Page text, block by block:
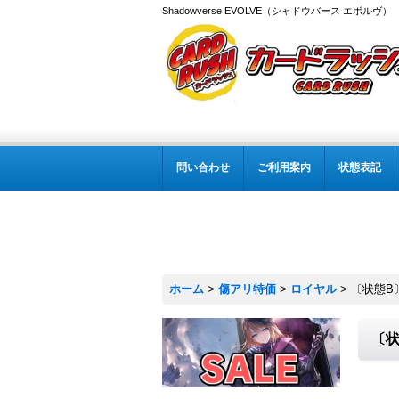
Shadowverse EVOLVE（シャドウバース エボルヴ
問い合わせ ご利用案内 状態表記
ホーム > 傷アリ特価 > ロイヤル > 〔状態
〔